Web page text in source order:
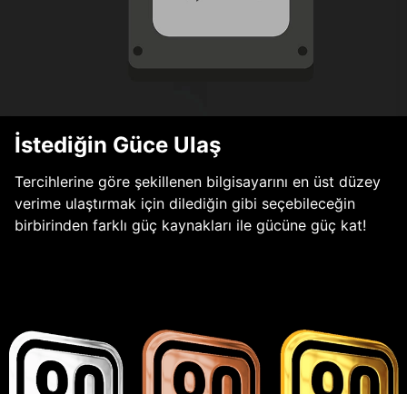
İstediğin Güce Ulaş
Tercihlerine göre şekillenen bilgisayarını en üst düzey
verime ulaştırmak için dilediğin gibi seçebileceğin
birbirinden farklı güç kaynakları ile gücüne güç kat!